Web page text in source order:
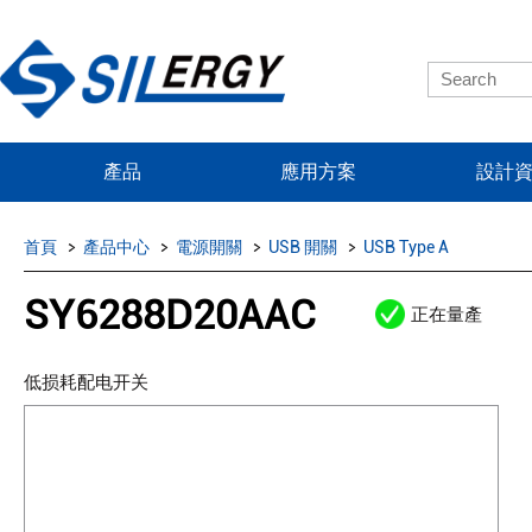
產品 應用方案 設計
首頁 產品中心 電源開關 USB 開關 USB Type A
SY6288D20AAC 正在量產
低损耗配电开关